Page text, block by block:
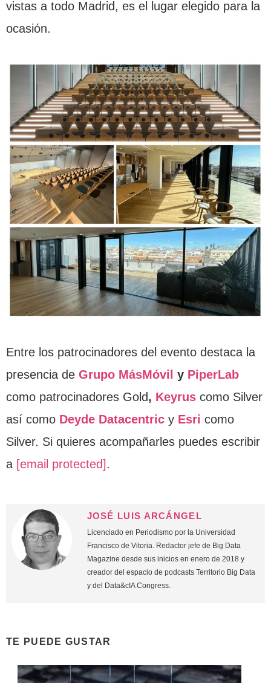
vistas a todo Madrid, es el lugar elegido para la
ocasión.
Entre los patrocinadores del evento destaca la
presencia de Grupo MásMóvil y PiperLab
como patrocinadores Gold, Keyrus como Silver
así como Deyde Datacentric y Esri como
Silver. Si quieres acompañarles puedes escribir
a [email protected].
JOSÉ LUIS ARCÁNGEL
Licenciado en Periodismo por la Universidad
Francisco de Vitoria. Redactor jefe de Big Data
Magazine desde sus inicios en enero de 2018 y
creador del espacio de podcasts Territorio Big Data
y del Data&cIA Congress.
TE PUEDE GUSTAR